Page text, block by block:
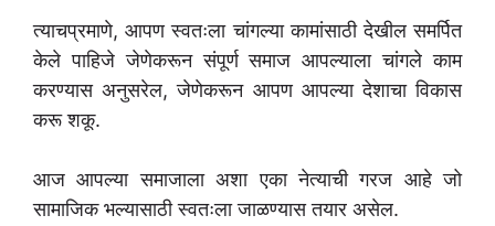
त्याचप्रमाणे, आपण स्वतःला चांगल्या कामांसाठी देखील समर्पित
केले पाहिजे जेणेकरून संपूर्ण समाज आपल्याला चांगले काम
करण्यास अनुसरेल, जेणेकरून आपण आपल्या देशाचा विकास
करू शकू.
आज आपल्या समाजाला अशा एका नेत्याची गरज आहे जो
सामाजिक भल्यासाठी स्वतःला जाळण्यास तयार असेल.